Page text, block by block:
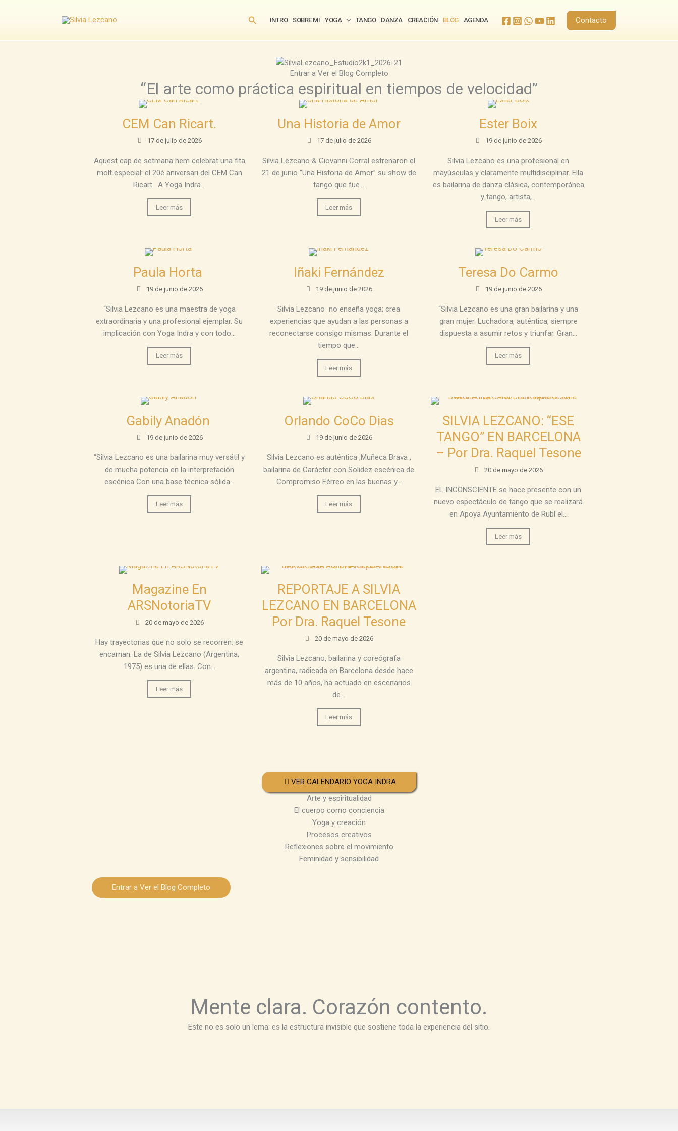
BuscarINTRO SOBRE MI YOGA TANGO DANZA CREACIÓN BLOG AGENDA Contacto
Entrar a Ver el Blog Completo
“El arte como práctica espiritual en tiempos de velocidad”
CEM Can Ricart.
17 de julio de 2026
Aquest cap de setmana hem celebrat una fita
molt especial: el 20è aniversari del CEM Can
Ricart. A Yoga Indra...
Leer más
Una Historia de Amor
17 de julio de 2026
Silvia Lezcano & Giovanni Corral estrenaron el
21 de junio “Una Historia de Amor” su show de
tango que fue...
Leer más
Ester Boix
19 de junio de 2026
Silvia Lezcano es una profesional en
mayúsculas y claramente multidisciplinar. Ella
es bailarina de danza clásica, contemporánea
y tango, artista,...
Leer más
Paula Horta
19 de junio de 2026
“Silvia Lezcano es una maestra de yoga
extraordinaria y una profesional ejemplar. Su
implicación con Yoga Indra y con todo...
Leer más
Iñaki Fernández
19 de junio de 2026
Silvia Lezcano no enseña yoga; crea
experiencias que ayudan a las personas a
reconectarse consigo mismas. Durante el
tiempo que...
Leer más
Teresa Do Carmo
19 de junio de 2026
“Silvia Lezcano es una gran bailarina y una
gran mujer. Luchadora, auténtica, siempre
dispuesta a asumir retos y triunfar. Gran...
Leer más
Gabily Anadón
19 de junio de 2026
“Silvia Lezcano es una bailarina muy versátil y
de mucha potencia en la interpretación
escénica Con una base técnica sólida...
Leer más
Orlando CoCo Dias
19 de junio de 2026
Silvia Lezcano es auténtica ,Muñeca Brava ,
bailarina de Carácter con Solidez escénica de
Compromiso Férreo en las buenas y...
Leer más
SILVIA LEZCANO: “ESE
TANGO” EN BARCELONA
– Por Dra. Raquel Tesone
20 de mayo de 2026
EL INCONSCIENTE se hace presente con un
nuevo espectáculo de tango que se realizará
en Apoya Ayuntamiento de Rubí el...
Leer más
Magazine En
ARSNotoriaTV
20 de mayo de 2026
Hay trayectorias que no solo se recorren: se
encarnan. La de Silvia Lezcano (Argentina,
1975) es una de ellas. Con...
Leer más
REPORTAJE A SILVIA
LEZCANO EN BARCELONA
Por Dra. Raquel Tesone
20 de mayo de 2026
Silvia Lezcano, bailarina y coreógrafa
argentina, radicada en Barcelona desde hace
más de 10 años, ha actuado en escenarios
de...
Leer más
VER CALENDARIO YOGA INDRA
Arte y espiritualidad
El cuerpo como conciencia
Yoga y creación
Procesos creativos
Reflexiones sobre el movimiento
Feminidad y sensibilidad
Entrar a Ver el Blog Completo
Mente clara. Corazón contento.
Este no es solo un lema: es la estructura invisible que sostiene toda la experiencia del sitio.